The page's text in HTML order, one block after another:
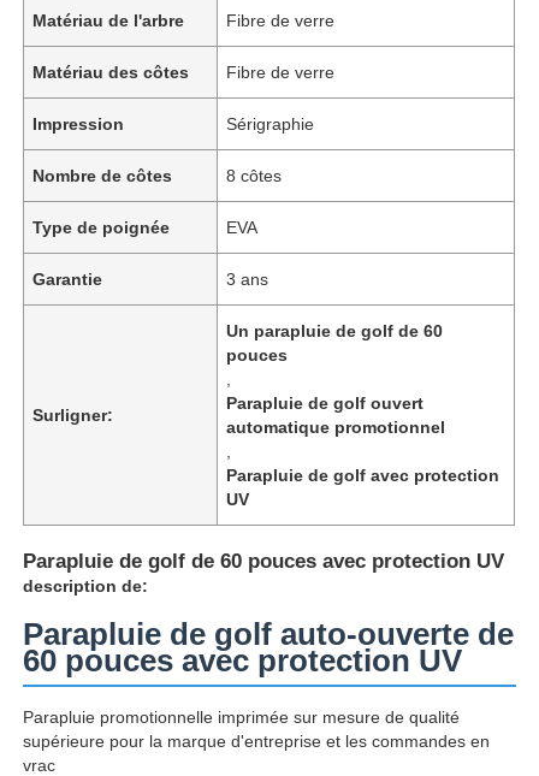
Aperçu
Matériau de l'arbre Fibre de verre
Matériau des côtes Fibre de verre
Impression Sérigraphie
Nombre de côtes 8 côtes
Type de poignée EVA
Garantie 3 ans
Surligner:
Un parapluie de golf de 60
pouces
Parapluie de golf ouvert
automatique promotionnel
Parapluie de golf avec protection
UV
Parapluie de golf de 60 pouces avec protection UV
description de:
Parapluie de golf auto-ouverte de
60 pouces avec protection UV
Parapluie promotionnelle imprimée sur mesure de qualité
supérieure pour la marque d'entreprise et les commandes en
vrac